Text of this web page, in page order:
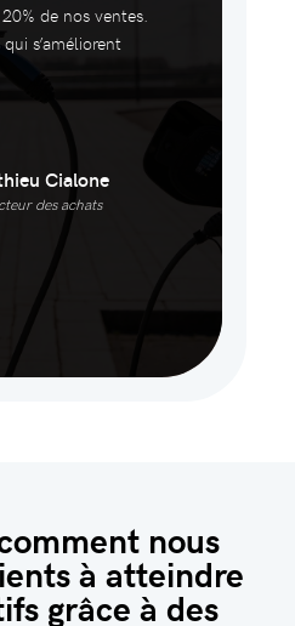
de nos ventes.
s’améliorent
Cialone
des achats
nous
à atteindre
grâce à des